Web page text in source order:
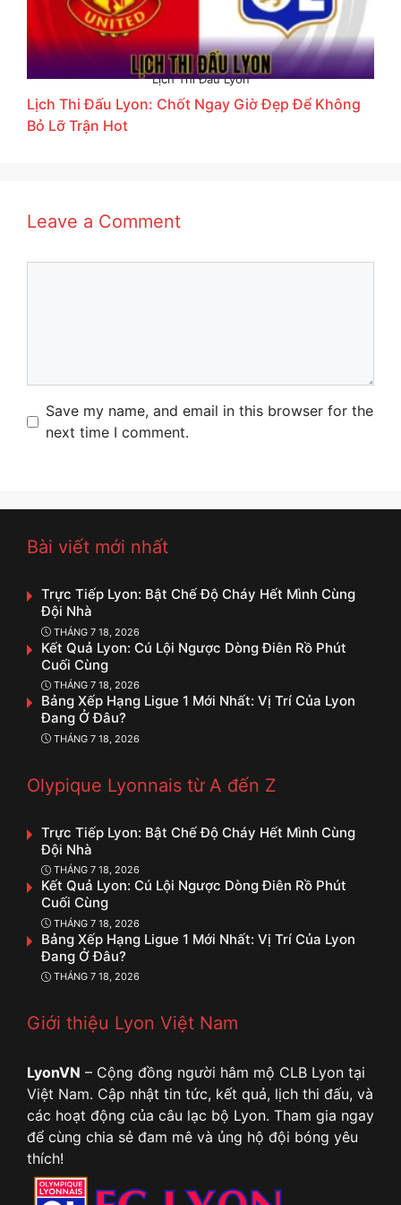
Lịch Thi Đấu Lyon
Lịch Thi Đấu Lyon: Chốt Ngay Giờ Đẹp Để Không
Bỏ Lỡ Trận Hot
Leave a Comment
Name
Email
Website
Save my name, and email in this browser for the
next time I comment.
Bài viết mới nhất
Trực Tiếp Lyon: Bật Chế Độ Cháy Hết Mình Cùng
Đội Nhà
THÁNG 7 18, 2026
Kết Quả Lyon: Cú Lội Ngược Dòng Điên Rồ Phút
Cuối Cùng
THÁNG 7 18, 2026
Bảng Xếp Hạng Ligue 1 Mới Nhất: Vị Trí Của Lyon
Đang Ở Đâu?
THÁNG 7 18, 2026
Olypique Lyonnais từ A đến Z
Trực Tiếp Lyon: Bật Chế Độ Cháy Hết Mình Cùng
Đội Nhà
THÁNG 7 18, 2026
Kết Quả Lyon: Cú Lội Ngược Dòng Điên Rồ Phút
Cuối Cùng
THÁNG 7 18, 2026
Bảng Xếp Hạng Ligue 1 Mới Nhất: Vị Trí Của Lyon
Đang Ở Đâu?
THÁNG 7 18, 2026
Giới thiệu Lyon Việt Nam
LyonVN – Cộng đồng người hâm mộ CLB Lyon tại
Việt Nam. Cập nhật tin tức, kết quả, lịch thi đấu, và
các hoạt động của câu lạc bộ Lyon. Tham gia ngay
để cùng chia sẻ đam mê và ủng hộ đội bóng yêu
thích!